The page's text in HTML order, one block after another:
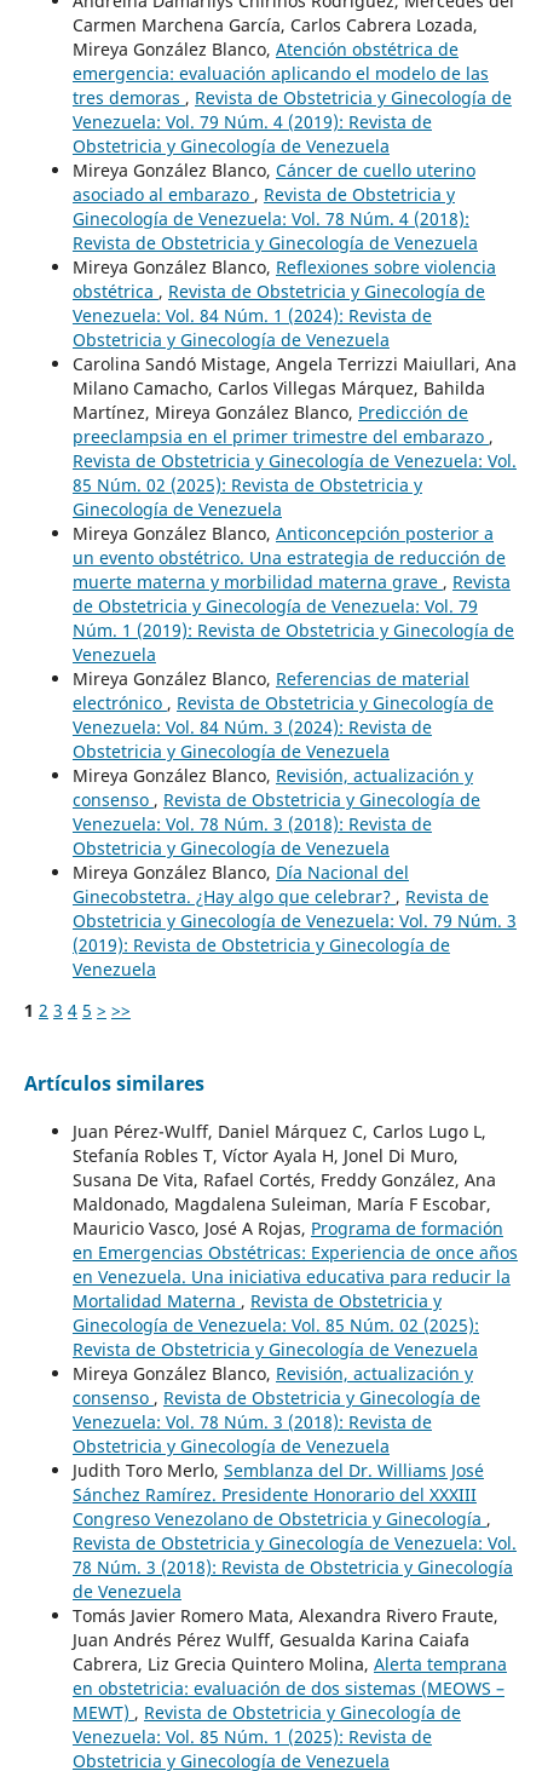
Carmen Marchena García, Carlos Cabrera Lozada,
Mireya González Blanco, Atención obstétrica de
emergencia: evaluación aplicando el modelo de las
tres demoras , Revista de Obstetricia y Ginecología de
Venezuela: Vol. 79 Núm. 4 (2019): Revista de
Obstetricia y Ginecología de Venezuela
Mireya González Blanco, Cáncer de cuello uterino
asociado al embarazo , Revista de Obstetricia y
Ginecología de Venezuela: Vol. 78 Núm. 4 (2018):
Revista de Obstetricia y Ginecología de Venezuela
Mireya González Blanco, Reflexiones sobre violencia
obstétrica , Revista de Obstetricia y Ginecología de
Venezuela: Vol. 84 Núm. 1 (2024): Revista de
Obstetricia y Ginecología de Venezuela
Carolina Sandó Mistage, Angela Terrizzi Maiullari, Ana
Milano Camacho, Carlos Villegas Márquez, Bahilda
Martínez, Mireya González Blanco, Predicción de
preeclampsia en el primer trimestre del embarazo ,
Revista de Obstetricia y Ginecología de Venezuela: Vol.
85 Núm. 02 (2025): Revista de Obstetricia y
Ginecología de Venezuela
Mireya González Blanco, Anticoncepción posterior a
un evento obstétrico. Una estrategia de reducción de
muerte materna y morbilidad materna grave , Revista
de Obstetricia y Ginecología de Venezuela: Vol. 79
Núm. 1 (2019): Revista de Obstetricia y Ginecología de
Venezuela
Mireya González Blanco, Referencias de material
electrónico , Revista de Obstetricia y Ginecología de
Venezuela: Vol. 84 Núm. 3 (2024): Revista de
Obstetricia y Ginecología de Venezuela
Mireya González Blanco, Revisión, actualización y
consenso , Revista de Obstetricia y Ginecología de
Venezuela: Vol. 78 Núm. 3 (2018): Revista de
Obstetricia y Ginecología de Venezuela
Mireya González Blanco, Día Nacional del
Ginecobstetra. ¿Hay algo que celebrar? , Revista de
Obstetricia y Ginecología de Venezuela: Vol. 79 Núm. 3
(2019): Revista de Obstetricia y Ginecología de
Venezuela
1 2 3 4 5 > >>
Artículos similares
Juan Pérez-Wulff, Daniel Márquez C, Carlos Lugo L,
Stefanía Robles T, Víctor Ayala H, Jonel Di Muro,
Susana De Vita, Rafael Cortés, Freddy González, Ana
Maldonado, Magdalena Suleiman, María F Escobar,
Mauricio Vasco, José A Rojas, Programa de formación
en Emergencias Obstétricas: Experiencia de once años
en Venezuela. Una iniciativa educativa para reducir la
Mortalidad Materna , Revista de Obstetricia y
Ginecología de Venezuela: Vol. 85 Núm. 02 (2025):
Revista de Obstetricia y Ginecología de Venezuela
Mireya González Blanco, Revisión, actualización y
consenso , Revista de Obstetricia y Ginecología de
Venezuela: Vol. 78 Núm. 3 (2018): Revista de
Obstetricia y Ginecología de Venezuela
Judith Toro Merlo, Semblanza del Dr. Williams José
Sánchez Ramírez. Presidente Honorario del XXXIII
Congreso Venezolano de Obstetricia y Ginecología ,
Revista de Obstetricia y Ginecología de Venezuela: Vol.
78 Núm. 3 (2018): Revista de Obstetricia y Ginecología
de Venezuela
Tomás Javier Romero Mata, Alexandra Rivero Fraute,
Juan Andrés Pérez Wulff, Gesualda Karina Caiafa
Cabrera, Liz Grecia Quintero Molina, Alerta temprana
en obstetricia: evaluación de dos sistemas (MEOWS –
MEWT) , Revista de Obstetricia y Ginecología de
Venezuela: Vol. 85 Núm. 1 (2025): Revista de
Obstetricia y Ginecología de Venezuela